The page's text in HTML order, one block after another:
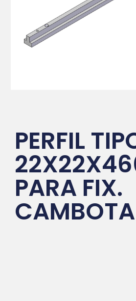
PERFIL
PARA FIX.
CAMBOTA